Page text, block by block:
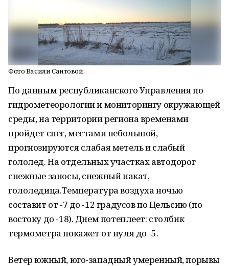
Фото Васили Саитовой.
По данным республиканского Управления по
гидрометеорологии и мониторингу окружающей
среды, на территории региона временами
пройдет снег, местами небольшой,
прогнозируются слабая метель и слабый
гололед. На отдельных участках автодорог
снежные заносы, снежный накат,
гололедица.Температура воздуха ночью
составит от -7 до -12 градусов по Цельсию (по
востоку до -18). Днем потеплеет: столбик
термометра покажет от нуля до -5.
Ветер южный, юго-западный умеренный, порывы